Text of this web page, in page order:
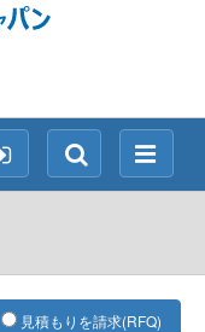
メ
ニ
検
索
見積もりを請求(RFQ)